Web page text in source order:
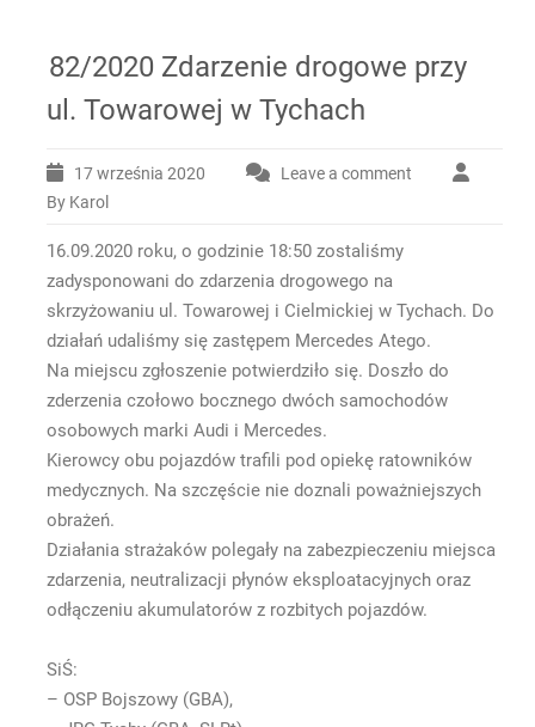
82/2020 Zdarzenie drogowe przy
ul. Towarowej w Tychach
17 września 2020
Leave a comment
By Karol
16.09.2020 roku, o godzinie 18:50 zostaliśmy
zadysponowani do zdarzenia drogowego na
skrzyżowaniu ul. Towarowej i Cielmickiej w Tychach. Do
działań udaliśmy się zastępem Mercedes Atego.
Na miejscu zgłoszenie potwierdziło się. Doszło do
zderzenia czołowo bocznego dwóch samochodów
osobowych marki Audi i Mercedes.
Kierowcy obu pojazdów trafili pod opiekę ratowników
medycznych. Na szczęście nie doznali poważniejszych
obrażeń.
Działania strażaków polegały na zabezpieczeniu miejsca
zdarzenia, neutralizacji płynów eksploatacyjnych oraz
odłączeniu akumulatorów z rozbitych pojazdów.
SiŚ:
– OSP Bojszowy (GBA),